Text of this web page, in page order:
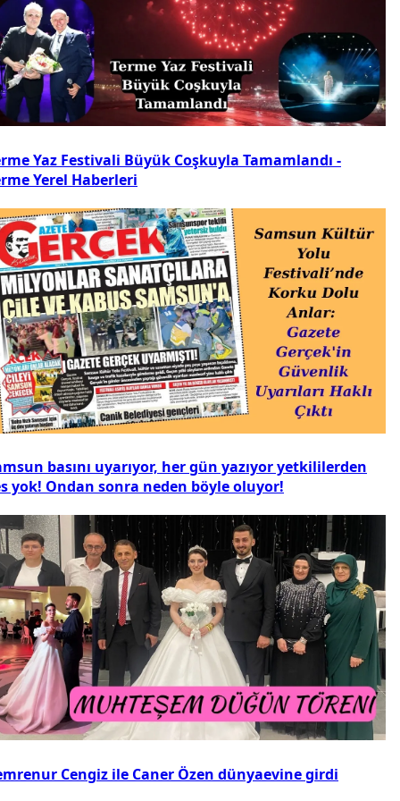
Yaz Festivali Büyük Coşkuyla Tamamlandı -
Yerel Haberleri
basını uyarıyor, her gün yazıyor yetkililerden
yok! Ondan sonra neden böyle oluyor!
Cengiz ile Caner Özen dünyaevine girdi